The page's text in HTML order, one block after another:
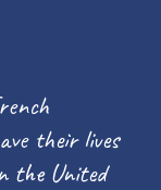
their lives
the United